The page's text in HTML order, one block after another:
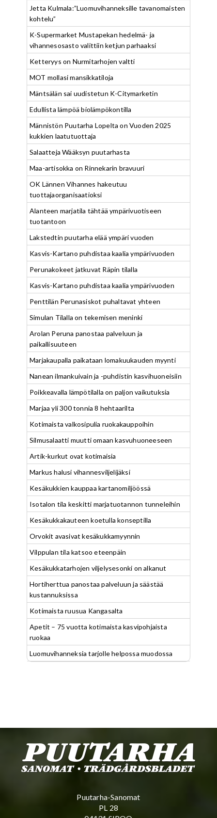
Jetta Kulmala:”Luomuvihanneksille tavanomaisten
kohtelu”
K-Supermarket Mustapekan hedelmä- ja
vihannesosasto valittiin ketjun parhaaksi
Ketteryys on Nurmitarhojen valtti
MOT mollasi mansikkatiloja
Mäntsälän sai uudistetun K-Citymarketin
Edullista lämpöä biolämpökontilla
Männistön Puutarha Lopelta on Vuoden 2025
kukkien laatutuottaja
Salaatteja Wääksyn puutarhasta
Maa-artisokka on Rinnekarin bravuuri
OK Lännen Vihannes hakeutuu
tuottajaorganisaatioksi
Alanteen marjatila tähtää ympärivuotiseen
tuotantoon
Lakstedtin puutarha elää ympäri vuoden
Kasvis-Kartano puhdistaa kaalia ympärivuoden
Perunakokeet jatkuvat Räpin tilalla
Kasvis-Kartano puhdistaa kaalia ympärivuoden
Penttilän Perunasiskot puhaltavat yhteen
Simulan Tilalla on tekemisen meninki
Arolan Peruna panostaa palveluun ja
paikallisuuteen
Marjakaupalla paikataan lomakuukauden myynti
Nanean ilmankuivain ja -puhdistin kasvihuoneisiin
Poikkeavalla lämpötilalla on paljon vaikutuksia
Marjaa yli 300 tonnia 8 hehtaarilta
Kotimaista valkosipulia ruokakauppoihin
Silmusalaatti muutti omaan kasvuhuoneeseen
Artik-kurkut ovat kotimaisia
Markus halusi vihannesviljelijäksi
Kesäkukkien kauppaa kartanomiljöössä
Isotalon tila keskitti marjatuotannon tunneleihin
Kesäkukkakauteen koetulla konseptilla
Orvokit avasivat kesäkukkamyynnin
Vilppulan tila katsoo eteenpäin
Kesäkukkatarhojen viljelysesonki on alkanut
Hortiherttua panostaa palveluun ja säästää
kustannuksissa
Kotimaista ruusua Kangasalta
Apetit – 75 vuotta kotimaista kasvipohjaista
ruokaa
Luomuvihanneksia tarjolle helpossa muodossa
Puutarha-Sanomat
PL 28